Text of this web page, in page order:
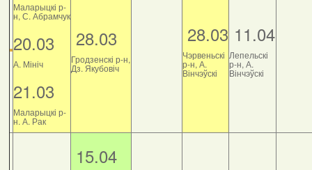
Маларыцкі р-
н, С. Абрамчук
20.03
А. Мініч
21.03
Маларыцкі р-
н. А. Рак
28.03
Гродзенскі р-н,
Дз. Якубовіч
28.03
Чэрвеньскі
р-н, А.
Вінчэўскі
11.04
Лепельскі
р-н, А.
Вінчэўскі
15.04